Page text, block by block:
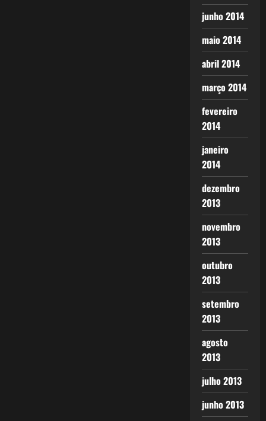
junho 2014
maio 2014
abril 2014
março 2014
fevereiro
2014
janeiro
2014
dezembro
2013
novembro
2013
outubro
2013
setembro
2013
agosto
2013
julho 2013
junho 2013